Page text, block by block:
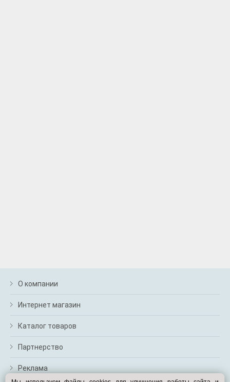
О компании
Интернет магазин
Каталог товаров
Партнерство
Реклама